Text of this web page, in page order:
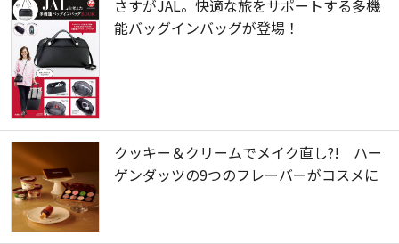
さすがJAL。快適な旅をサポートする多機
能バッグインバッグが登場！
クッキー＆クリームでメイク直し?! ハー
ゲンダッツの9つのフレーバーがコスメに